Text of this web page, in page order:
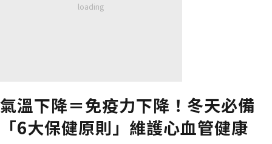
氣溫下降＝免疫力下降！冬天必備
「6大保健原則」維護心血管健康